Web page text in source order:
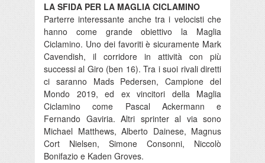
LA SFIDA PER LA MAGLIA CICLAMINO
Parterre interessante anche tra i velocisti che
hanno come grande obiettivo la Maglia
Ciclamino. Uno dei favoriti è sicuramente Mark
Cavendish, il corridore in attività con più
successi al Giro (ben 16). Tra i suoi rivali diretti
ci saranno Mads Pedersen, Campione del
Mondo 2019, ed ex vincitori della Maglia
Ciclamino come Pascal Ackermann e
Fernando Gaviria. Altri sprinter al via sono
Michael Matthews, Alberto Dainese, Magnus
Cort Nielsen, Simone Consonni, Niccolò
Bonifazio e Kaden Groves.